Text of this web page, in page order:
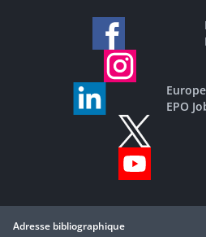
EPO
Adresse bibliographique